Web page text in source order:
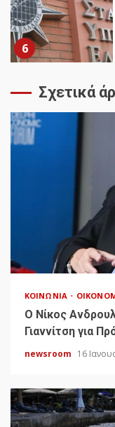
6
Σχετικά
ΚΟΙΝΩΝΊΑ
Ο Νίκος
Γιαννίτση για
newsroom 16